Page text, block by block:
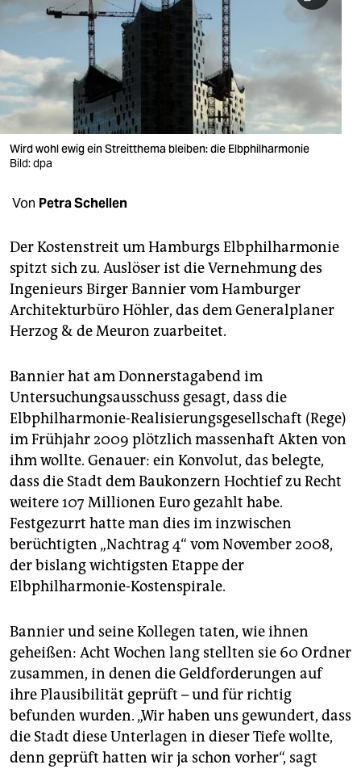
berlin
nord
wahrheit
verlag
verlag
veranstaltungen
fragen & hilfe
unterstützen
abo
epaper login
Wird wohl ewig ein Streitthema bleiben: die Elbphilharmonie
Bild: dpa
Von Petra Schellen
Der Kostenstreit um Hamburgs Elbphilharmonie
spitzt sich zu. Auslöser ist die Vernehmung des
Ingenieurs Birger Bannier vom Hamburger
Architekturbüro Höhler, das dem Generalplaner
Herzog & de Meuron zuarbeitet.
Bannier hat am Donnerstagabend im
Untersuchungsausschuss gesagt, dass die
Elbphilharmonie-Realisierungsgesellschaft (Rege)
im Frühjahr 2009 plötzlich massenhaft Akten von
ihm wollte. Genauer: ein Konvolut, das belegte,
dass die Stadt dem Baukonzern Hochtief zu Recht
weitere 107 Millionen Euro gezahlt habe.
Festgezurrt hatte man dies im inzwischen
berüchtigten „Nachtrag 4“ vom November 2008,
der bislang wichtigsten Etappe der
Elbphilharmonie-Kostenspirale.
Bannier und seine Kollegen taten, wie ihnen
geheißen: Acht Wochen lang stellten sie 60 Ordner
zusammen, in denen die Geldforderungen auf
ihre Plausibilität geprüft – und für richtig
befunden wurden. „Wir haben uns gewundert, dass
die Stadt diese Unterlagen in dieser Tiefe wollte,
denn geprüft hatten wir ja schon vorher“, sagt